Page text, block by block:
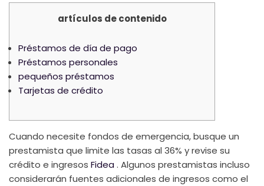
artículos de contenido
Préstamos de día de pago
Préstamos personales
pequeños préstamos
Tarjetas de crédito
Cuando necesite fondos de emergencia, busque un
prestamista que limite las tasas al 36% y revise su
crédito e ingresos Fidea. Algunos prestamistas incluso
considerarán fuentes adicionales de ingresos como el